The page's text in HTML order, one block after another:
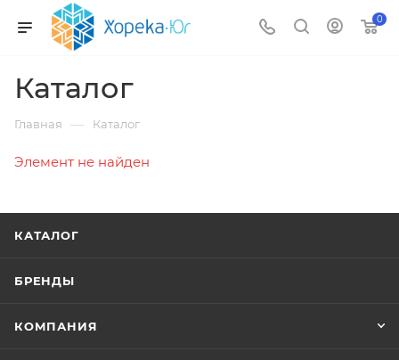
0
Каталог
Главная — Каталог
Элемент не найден
КАТАЛОГ
БРЕНДЫ
КОМПАНИЯ